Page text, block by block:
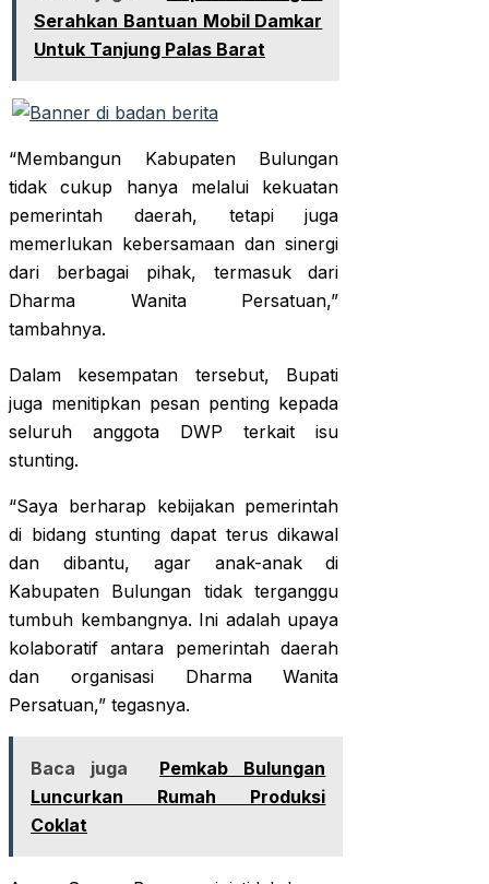
Serahkan Bantuan Mobil Damkar
Untuk Tanjung Palas Barat
“Membangun Kabupaten Bulungan
tidak cukup hanya melalui kekuatan
pemerintah daerah, tetapi juga
memerlukan kebersamaan dan sinergi
dari berbagai pihak, termasuk dari
Dharma Wanita Persatuan,”
tambahnya.
Dalam kesempatan tersebut, Bupati
juga menitipkan pesan penting kepada
seluruh anggota DWP terkait isu
stunting.
“Saya berharap kebijakan pemerintah
di bidang stunting dapat terus dikawal
dan dibantu, agar anak-anak di
Kabupaten Bulungan tidak terganggu
tumbuh kembangnya. Ini adalah upaya
kolaboratif antara pemerintah daerah
dan organisasi Dharma Wanita
Persatuan,” tegasnya.
Baca juga
Pemkab Bulungan
Luncurkan Rumah Produksi
Coklat